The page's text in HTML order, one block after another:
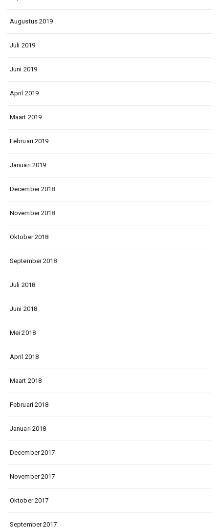
Augustus 2019
Juli 2019
Juni 2019
April 2019
Maart 2019
Februari 2019
Januari 2019
December 2018
November 2018
Oktober 2018
September 2018
Juli 2018
Juni 2018
Mei 2018
April 2018
Maart 2018
Februari 2018
Januari 2018
December 2017
November 2017
Oktober 2017
September 2017